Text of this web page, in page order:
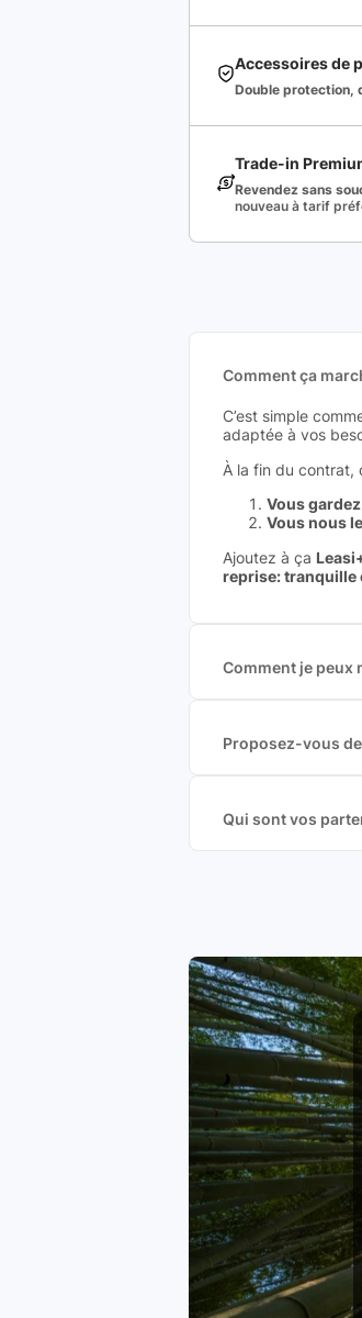
Accessoires de
Double protection,
Trade-in
Revendez sans
nouveau à tarif
Comment ça
C’est simple
adaptée à vos
À la fin du contrat,
Vous gardez
Vous nous
Ajoutez à ça
reprise: tranquille
Comment je peux
Proposez-vous
Qui sont vos
Labels
Produits
Respect des